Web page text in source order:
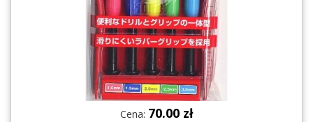
Cena: 70.00 zł